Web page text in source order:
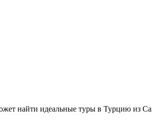
найти идеальные туры в Турцию из